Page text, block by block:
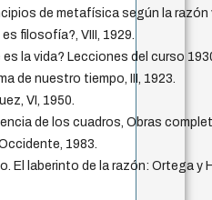
de metafísica según la
es filosofía?, VIII, 1929.
es la vida? Lecciones del curso
de nuestro tiempo, III, 1923.
VI, 1950.
de los cuadros, Obras
1983.
El laberinto de la razón: Ortega y